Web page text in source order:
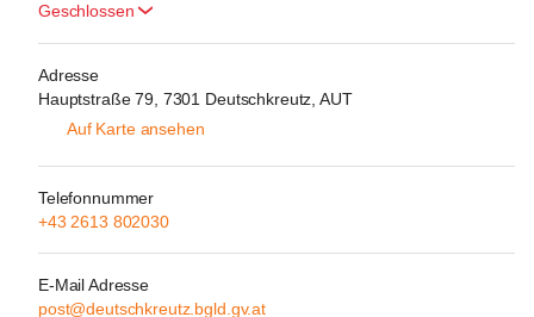
Geschlossen
Adresse
Hauptstraße 79, 7301 Deutschkreutz, AUT
Auf Karte ansehen
Telefonnummer
+43 2613 802030
E-Mail Adresse
post@deutschkreutz.bgld.gv.at